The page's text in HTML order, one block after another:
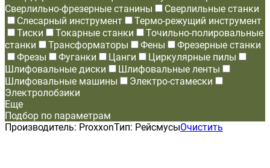
Сверлильно-фрезерные станины
Сверлильные станки
Слесарный инструмент
Термо-режущий инструмент
Тиски
Токарные станки
Точильно-полировальные
станки
Трансформаторы Фены
Фрезерные станки
Фрезы
Фуганки Цанги
Циркулярные пилы
Шлифовальные диски
Шлифовальные ленты
Шлифовальные машины
Электро-стамески
Электролобзики
Еще
Подбор по параметрам
Производитель: ProxxonТип: РейсмусыОчистить